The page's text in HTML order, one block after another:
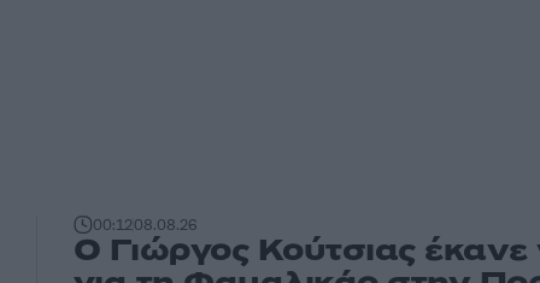
00:1208.08.26
Ο Γιώργος Κούτσιας